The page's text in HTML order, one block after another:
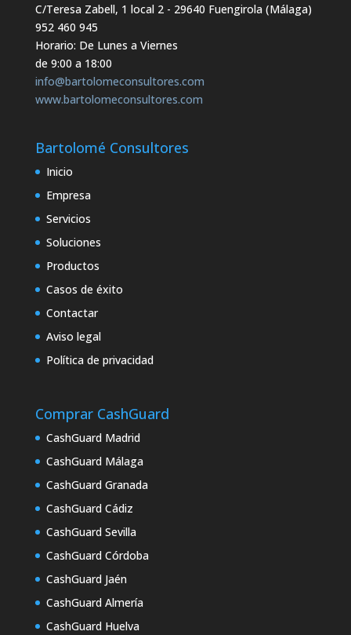
C/Teresa Zabell, 1 local 2- 29640 Fuengirola (Málaga)
952 460 945
Horario: De Lunes a Viernes
de 9:00 a 18:00
info@bartolomeconsultores.com
www.bartolomeconsultores.com
Bartolomé Consultores
Inicio
Empresa
Servicios
Soluciones
Productos
Casos de éxito
Contactar
Aviso legal
Política de privacidad
Comprar CashGuard
CashGuard Madrid
CashGuard Málaga
CashGuard Granada
CashGuard Cádiz
CashGuard Sevilla
CashGuard Córdoba
CashGuard Jaén
CashGuard Almería
CashGuard Huelva